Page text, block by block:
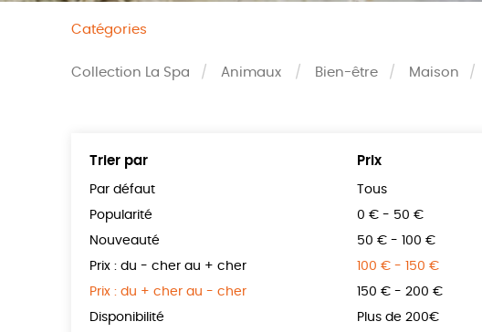
Catégories
Collection La Spa Animaux Bien-être Maison
Trier par
Par défaut
Popularité
Nouveauté
Prix : du - cher au + cher
Prix : du + cher au - cher
Disponibilité
Prix
Tous
0 € - 50 €
50 € - 100 €
100 € - 150 €
150 € - 200 €
Plus de 200€